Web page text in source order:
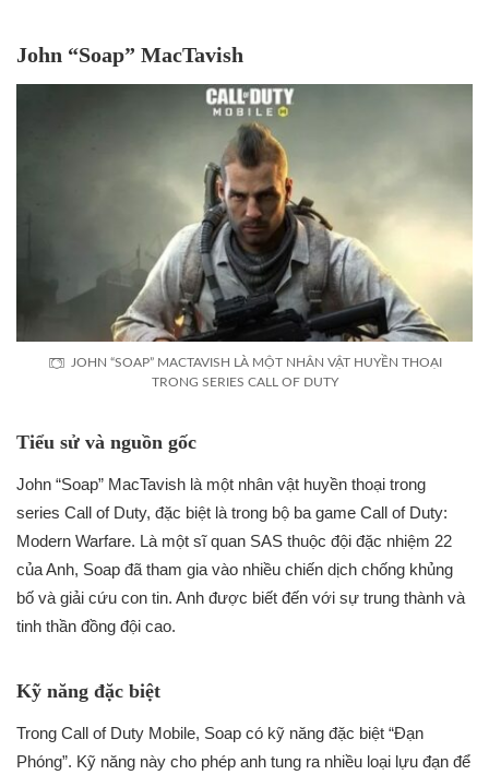
John “Soap” MacTavish
JOHN “SOAP” MACTAVISH LÀ MỘT NHÂN VẬT HUYỀN THOẠI
TRONG SERIES CALL OF DUTY
Tiểu sử và nguồn gốc
John “Soap” MacTavish là một nhân vật huyền thoại trong
series Call of Duty, đặc biệt là trong bộ ba game Call of Duty:
Modern Warfare. Là một sĩ quan SAS thuộc đội đặc nhiệm 22
của Anh, Soap đã tham gia vào nhiều chiến dịch chống khủng
bố và giải cứu con tin. Anh được biết đến với sự trung thành và
tinh thần đồng đội cao.
Kỹ năng đặc biệt
Trong Call of Duty Mobile, Soap có kỹ năng đặc biệt “Đạn
Phóng”. Kỹ năng này cho phép anh tung ra nhiều loại lựu đạn để